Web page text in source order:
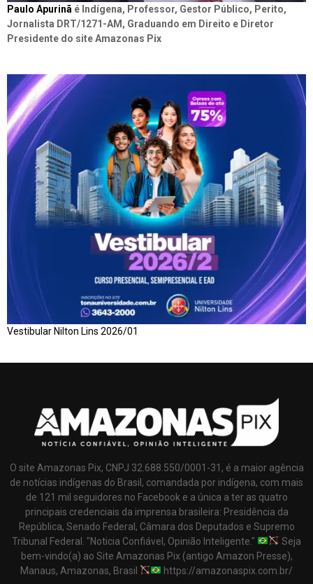
Paulo Apurinã é Indígena, Professor, Gestor Público, Perito,
Jornalista DRT/1271-AM, Graduando em Direito e Diretor
Presidente do site Amazonas Pix
Vestibular Nilton Lins 2026/01
O site Amazonas Pix, CNPJ 32.688.550/0001-31, é a maior agência
de notícias indígenas do Brasil, comandada por indígena, com mais
de 121 mil seguidores no Facebook e a única a ter as quatro
principais credenciais da imprensa brasileira: Presidência da
República, Senado Federal, Câmara dos Deputados e Supremo
Tribunal Federal. "Noticia Confiável, Opinião Inteligente."
Seja
bem-vindo(a) ao Site Amazonas Pix (antigo Amazon Presse),
Manaus, Amazonas, Brasil
https://amazonaspix.com.br/